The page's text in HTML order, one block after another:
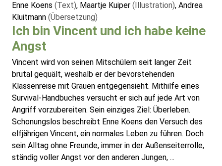
Enne Koens (Text), Maartje Kuiper (Illustration), Andrea
Kluitmann (Übersetzung)
Ich bin Vincent und ich habe keine
Angst
Vincent wird von seinen Mitschülern seit langer Zeit
brutal gequält, weshalb er der bevorstehenden
Klassenreise mit Grauen entgegensieht. Mithilfe eines
Survival-Handbuches versucht er sich auf jede Art von
Angriff vorzubereiten. Sein einziges Ziel: Überleben.
Schonungslos beschreibt Enne Koens den Versuch des
elfjährigen Vincent, ein normales Leben zu führen. Doch
sein Alltag ohne Freunde, immer in der Außenseiterrolle,
ständig voller Angst vor den anderen Jungen, ...